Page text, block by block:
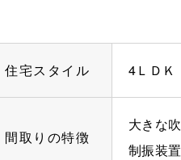
住宅スタイル 4ＬＤＫ
間取りの特徴
大きな
制振装